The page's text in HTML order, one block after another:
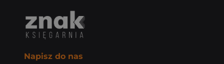
Napisz do nas